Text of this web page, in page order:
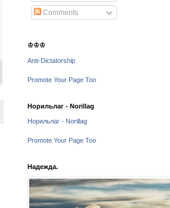
Comments
♔♔♔
Anti-Dictatorship
Promote Your Page Too
Норильлаг - Norillag
Норильлаг - Norillag
Promote Your Page Too
Надежда.